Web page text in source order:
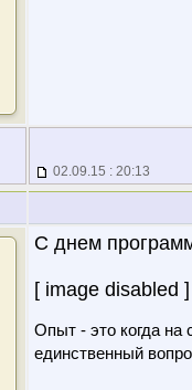
02.09.15 : 20:13
С днем
[ image disabled ]
Опыт - это когда на
единственный